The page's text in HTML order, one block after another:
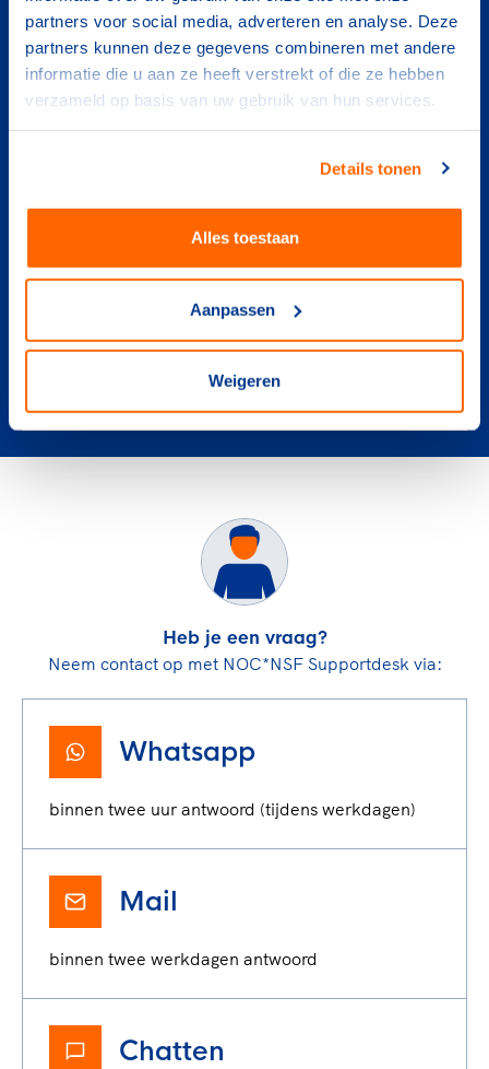
partners voor social media, adverteren en analyse. Deze
partners kunnen deze gegevens combineren met andere
informatie die u aan ze heeft verstrekt of die ze hebben
verzameld op basis van uw gebruik van hun services.
Details tonen
Alles toestaan
Aanpassen
Weigeren
vragen of opmerkingen zijn.
Marcel van 't Hul
Programmamanager Kennis & Expertise
Heb je een vraag?
Neem contact op met NOC*NSF Supportdesk via:
Whatsapp
binnen twee uur antwoord (tijdens werkdagen)
Mail
binnen twee werkdagen antwoord
Chatten